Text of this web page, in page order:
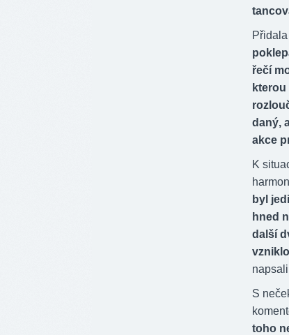
řečí
daný,
akce
K
byl
hned
další
S
toho